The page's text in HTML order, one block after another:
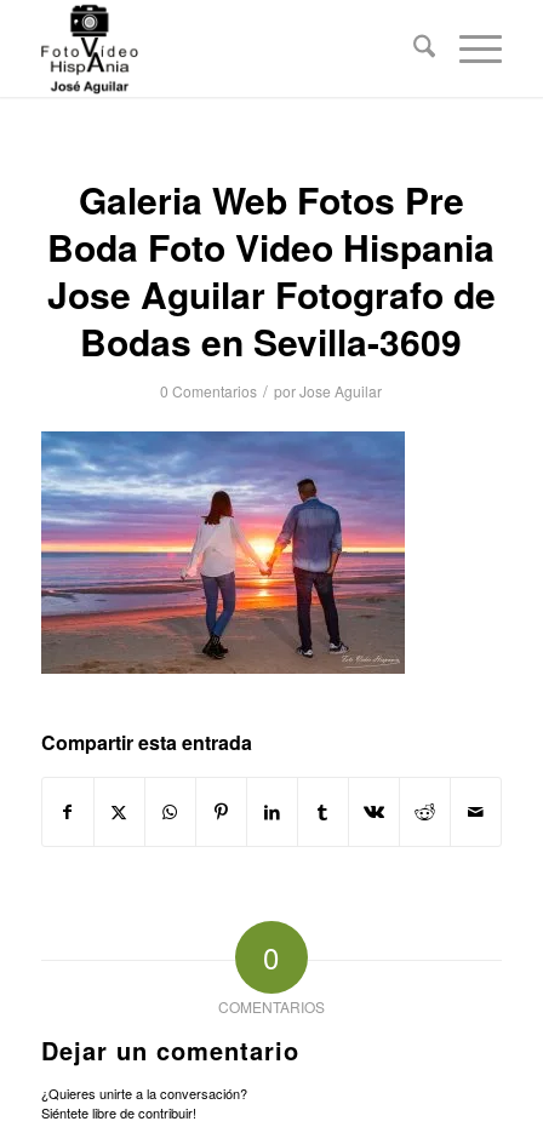
Galeria Web Fotos Pre
Boda Foto Video Hispania
Jose Aguilar Fotografo de
Bodas en Sevilla-3609
0 Comentarios / porJose Aguilar
Compartir esta entrada
0
COMENTARIOS
Dejar un comentario
¿Quieres unirte a la conversación?
Siéntete libre de contribuir!